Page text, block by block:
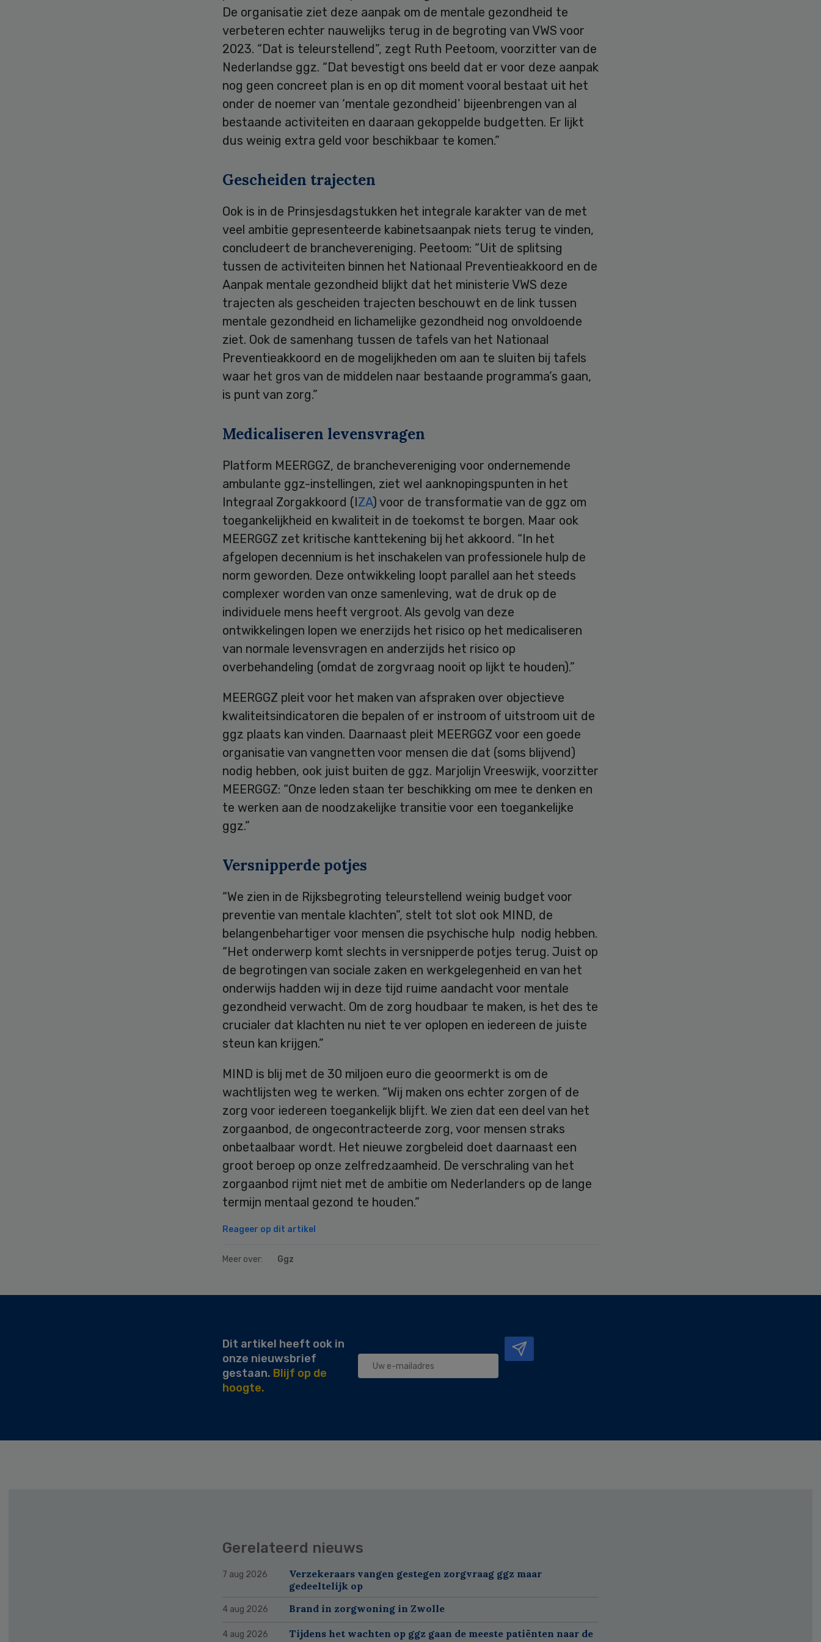
De organisatie ziet deze aanpak om de mentale gezondheid te
verbeteren echter nauwelijks terug in de begroting van VWS voor
2023. “Dat is teleurstellend”, zegt Ruth Peetoom, voorzitter van de
Nederlandse ggz. “Dat bevestigt ons beeld dat er voor deze aanpak
nog geen concreet plan is en op dit moment vooral bestaat uit het
onder de noemer van ‘mentale gezondheid’ bijeenbrengen van al
bestaande activiteiten en daaraan gekoppelde budgetten. Er lijkt
dus weinig extra geld voor beschikbaar te komen.”
Gescheiden trajecten
Ook is in de Prinsjesdagstukken het integrale karakter van de met
veel ambitie gepresenteerde kabinetsaanpak niets terug te vinden,
concludeert de branchevereniging. Peetoom: “Uit de splitsing
tussen de activiteiten binnen het Nationaal Preventieakkoord en de
Aanpak mentale gezondheid blijkt dat het ministerie VWS deze
trajecten als gescheiden trajecten beschouwt en de link tussen
mentale gezondheid en lichamelijke gezondheid nog onvoldoende
ziet. Ook de samenhang tussen de tafels van het Nationaal
Preventieakkoord en de mogelijkheden om aan te sluiten bij tafels
waar het gros van de middelen naar bestaande programma’s gaan,
is punt van zorg.”
Medicaliseren levensvragen
Platform MEERGGZ, de branchevereniging voor ondernemende
ambulante ggz-instellingen, ziet wel aanknopingspunten in het
Integraal Zorgakkoord (IZA) voor de transformatie van de ggz om
toegankelijkheid en kwaliteit in de toekomst te borgen. Maar ook
MEERGGZ zet kritische kanttekening bij het akkoord. “In het
afgelopen decennium is het inschakelen van professionele hulp de
norm geworden. Deze ontwikkeling loopt parallel aan het steeds
complexer worden van onze samenleving, wat de druk op de
individuele mens heeft vergroot. Als gevolg van deze
ontwikkelingen lopen we enerzijds het risico op het medicaliseren
van normale levensvragen en anderzijds het risico op
overbehandeling (omdat de zorgvraag nooit op lijkt te houden).”
MEERGGZ pleit voor het maken van afspraken over objectieve
kwaliteitsindicatoren die bepalen of er instroom of uitstroom uit de
ggz plaats kan vinden. Daarnaast pleit MEERGGZ voor een goede
organisatie van vangnetten voor mensen die dat (soms blijvend)
nodig hebben, ook juist buiten de ggz. Marjolijn Vreeswijk, voorzitter
MEERGGZ: “Onze leden staan ter beschikking om mee te denken en
te werken aan de noodzakelijke transitie voor een toegankelijke
ggz.”
Versnipperde potjes
“We zien in de Rijksbegroting teleurstellend weinig budget voor
preventie van mentale klachten”, stelt tot slot ook MIND, de
belangenbehartiger voor mensen die psychische hulp nodig hebben.
“Het onderwerp komt slechts in versnipperde potjes terug. Juist op
de begrotingen van sociale zaken en werkgelegenheid en van het
onderwijs hadden wij in deze tijd ruime aandacht voor mentale
gezondheid verwacht. Om de zorg houdbaar te maken, is het des te
crucialer dat klachten nu niet te ver oplopen en iedereen de juiste
steun kan krijgen.”
MIND is blij met de 30 miljoen euro die geoormerkt is om de
wachtlijsten weg te werken. “Wij maken ons echter zorgen of de
zorg voor iedereen toegankelijk blijft. We zien dat een deel van het
zorgaanbod, de ongecontracteerde zorg, voor mensen straks
onbetaalbaar wordt. Het nieuwe zorgbeleid doet daarnaast een
groot beroep op onze zelfredzaamheid. De verschraling van het
zorgaanbod rijmt niet met de ambitie om Nederlanders op de lange
termijn mentaal gezond te houden.”
Reageer op dit artikel
Meer over: Ggz
Secondary
Dit artikel heeft ook in
onze nieuwsbrief
gestaan. Blijf op de
hoogte.
Gerelateerd nieuws
7 aug 2026
Verzekeraars vangen gestegen zorgvraag ggz maar
gedeeltelijk op
4 aug 2026 Brand in zorgwoning in Zwolle
4 aug 2026
Tijdens het wachten op ggz gaan de meeste patiënten naar de